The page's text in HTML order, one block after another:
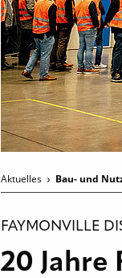
Aktuelles Bau- und
FAYMONVILLE
20 Jahre